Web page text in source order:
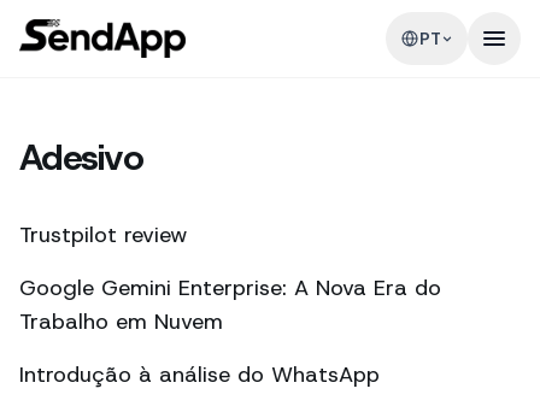
PT
Adesivo
Trustpilot review
Google Gemini Enterprise: A Nova Era do
Trabalho em Nuvem
Introdução à análise do WhatsApp